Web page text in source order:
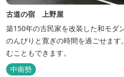
古道の宿 上野屋
築150年の古民家を改装した和モダ
のんびりと寛ぎの時間を過ごせま
むこともできます。
中南勢